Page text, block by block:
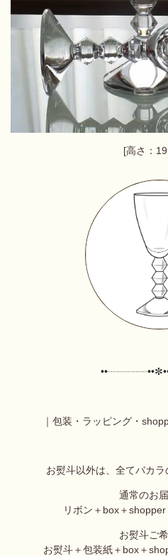
[高さ：
｜包装・ラッピング・
お熨斗以外は、全てバカラ
通常のお
リボン＋ box＋
お熨斗ご
お熨斗＋包装紙＋ box＋